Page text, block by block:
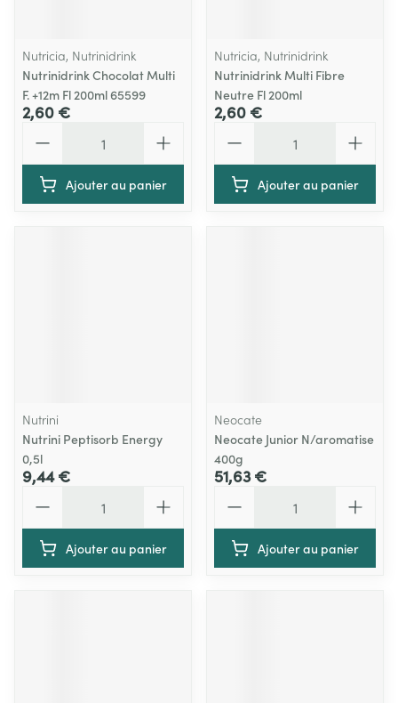
Nutricia, Nutrinidrink
Nutrinidrink Chocolat Multi
F. +12m Fl 200ml 65599
2,60 €
Ajouter au panier
Nutricia, Nutrinidrink
Nutrinidrink Multi Fibre
Neutre Fl 200ml
2,60 €
Ajouter au panier
Nutrini
Nutrini Peptisorb Energy
0,5l
9,44 €
Ajouter au panier
Neocate
Neocate Junior N/aromatise
400g
51,63 €
Ajouter au panier